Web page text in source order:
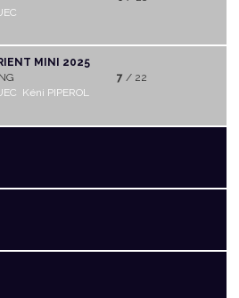
MINI 2025
Kéni PIPEROL
7 / 22